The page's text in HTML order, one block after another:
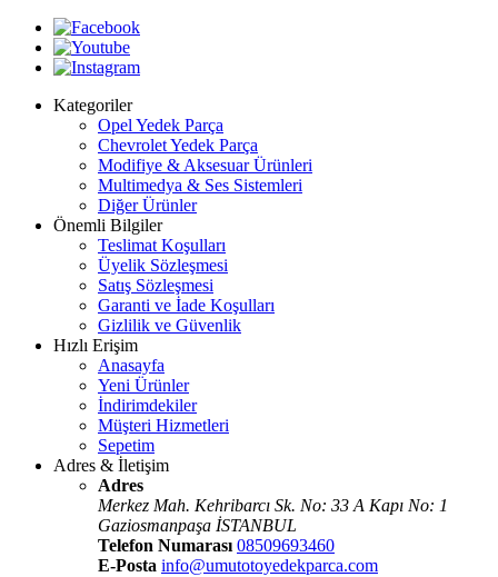
Kategoriler
Opel Yedek Parça
Chevrolet Yedek Parça
Modifiye & Aksesuar Ürünleri
Multimedya & Ses Sistemleri
Diğer Ürünler
Önemli Bilgiler
Teslimat Koşulları
Üyelik Sözleşmesi
Satış Sözleşmesi
Garanti ve İade Koşulları
Gizlilik ve Güvenlik
Hızlı Erişim
Anasayfa
Yeni Ürünler
İndirimdekiler
Müşteri Hizmetleri
Sepetim
Adres & İletişim
Adres
Merkez Mah. Kehribarcı Sk. No: 33 A Kapı No: 1
Gaziosmanpaşa İSTANBUL
Telefon Numarası 08509693460
E-Posta info@umutotoyedekparca.com